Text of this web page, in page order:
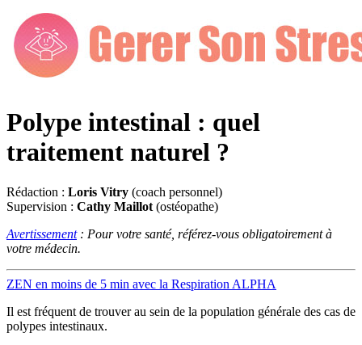
Polype intestinal : quel
traitement naturel ?
Rédaction : Loris Vitry (coach personnel)
Supervision : Cathy Maillot (ostéopathe)
Avertissement: Pour votre santé, référez-vous obligatoirement à
votre médecin.
ZEN en moins de 5 min avec la Respiration ALPHA
Il est fréquent de trouver au sein de la population générale des cas de
polypes intestinaux.